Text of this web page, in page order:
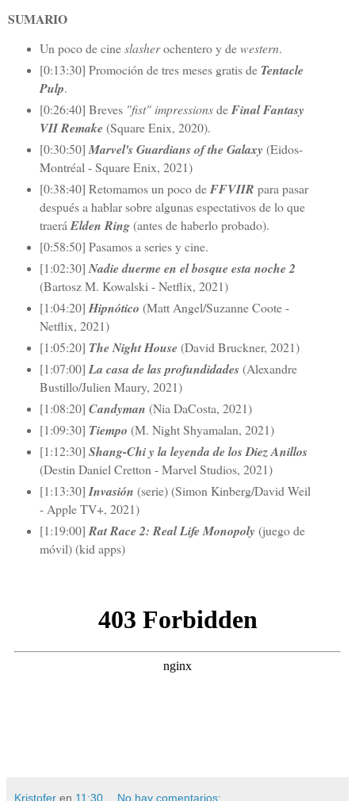
SUMARIO
Un poco de cineslasherochentero y dewestern.
[0:13:30] Promoción de tres meses gratis de Tentacle
Pulp.
[0:26:40] Breves "fist" impressionsdeFinal Fantasy
VII Remake(Square Enix, 2020).
[0:30:50]Marvel's Guardians of the Galaxy (Eidos-
Montréal - Square Enix, 2021)
[0:38:40] Retomamos un poco deFFVIIR para pasar
después a hablar sobre algunas espectativos de lo que
traeráElden Ring(antes de haberlo probado).
[0:58:50] Pasamos a series y cine.
[1:02:30] Nadie duerme en el bosque esta noche 2
(Bartosz M. Kowalski - Netflix, 2021)
[1:04:20] Hipnótico (Matt Angel/Suzanne Coote -
Netflix, 2021)
[1:05:20] The Night House(David Bruckner, 2021)
[1:07:00] La casa de las profundidades(Alexandre
Bustillo/Julien Maury, 2021)
[1:08:20] Candyman (Nia DaCosta, 2021)
[1:09:30] Tiempo (M. Night Shyamalan, 2021)
[1:12:30] Shang-Chi y la leyenda de los Diez Anillos
(Destin Daniel Cretton - Marvel Studios, 2021)
[1:13:30] Invasión (serie) (Simon Kinberg/David Weil
- Apple TV+, 2021)
[1:19:00] Rat Race 2: Real Life Monopoly (juego de
móvil) (kid apps)
Kristofer en 11:30 No hay comentarios: